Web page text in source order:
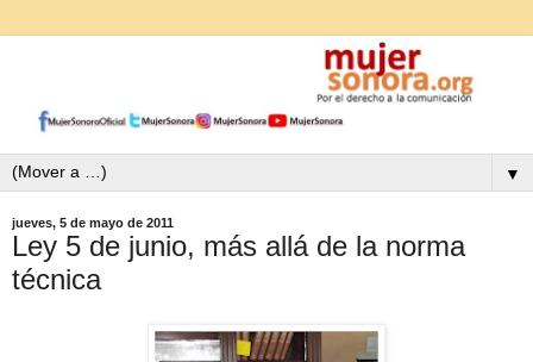
▼
jueves, 5 de mayo de 2011
Ley 5 de junio, más allá de la norma
técnica